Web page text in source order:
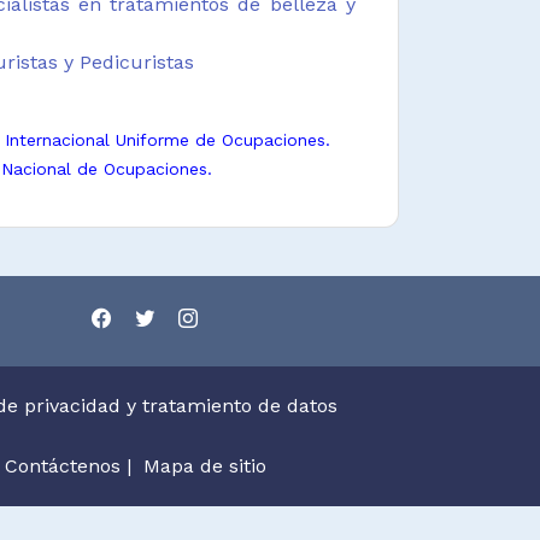
y Pedicuristas
Internacional Uniforme de Ocupaciones.
de Ocupaciones.
privacidad y tratamiento de datos
Contáctenos | Mapa de sitio